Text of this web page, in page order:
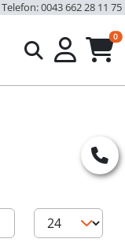
Telefon: 0043 662 28 11 75
0